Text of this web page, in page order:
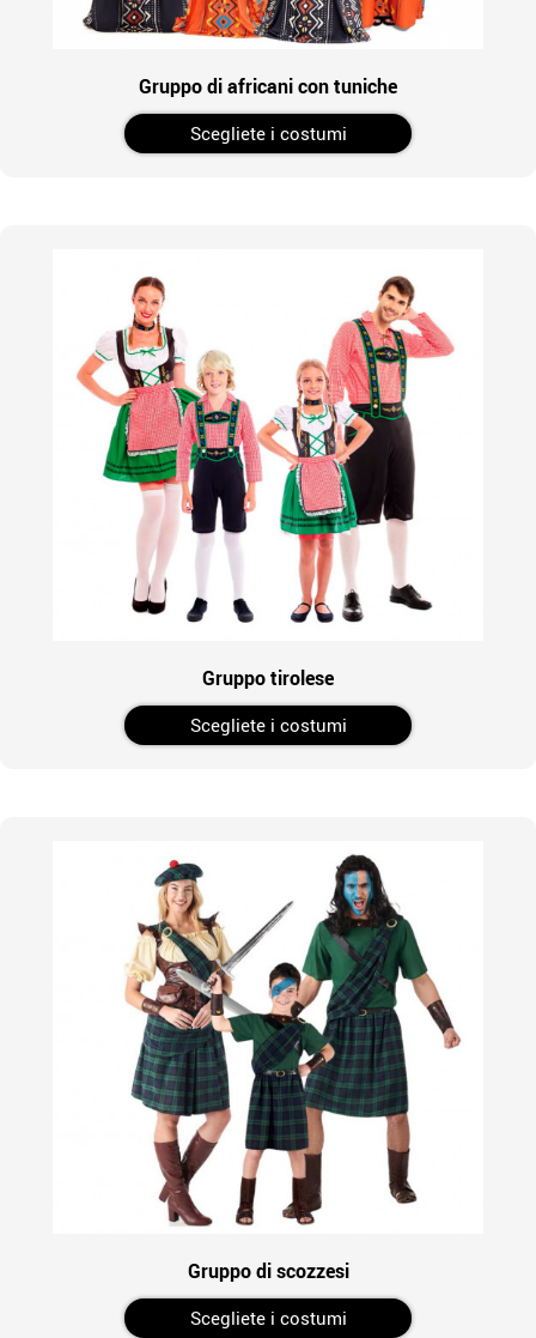
Gruppo di africani con tuniche
Scegliete i costumi
Gruppo tirolese
Scegliete i costumi
Gruppo di scozzesi
Scegliete i costumi